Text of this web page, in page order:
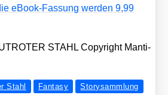
eBook-Fas­sung wer­den 9,99
STAHL Copy­right Man­ti­
Stahl Fantasy
Storysammlung